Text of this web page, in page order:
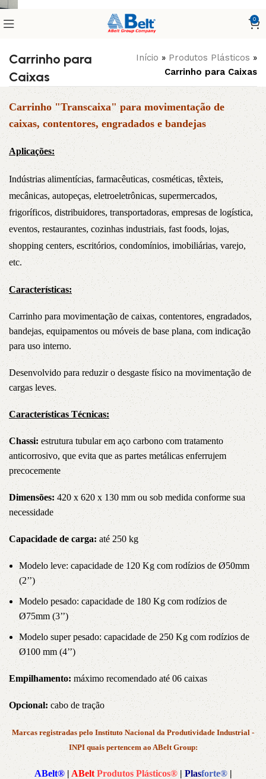
0
Carrinho para
Caixas
Início » Produtos Plásticos »
Carrinho para Caixas
Carrinho "Transcaixa" para movimentação de
caixas, contentores, engradados e bandejas
Aplicações:
Indústrias alimentícias, farmacêuticas, cosméticas, têxteis,
mecânicas, autopeças, eletroeletrônicas, supermercados,
frigoríficos, distribuidores, transportadoras, empresas de logística,
eventos, restaurantes, cozinhas industriais, fast foods, lojas,
shopping centers, escritórios, condomínios, imobiliárias, varejo,
etc.
Características:
Carrinho para movimentação de caixas, contentores, engradados,
bandejas, equipamentos ou móveis de base plana, com indicação
para uso interno.
Desenvolvido para reduzir o desgaste físico na movimentação de
cargas leves.
Características Técnicas:
Chassi: estrutura tubular em aço carbono com tratamento
anticorrosivo, que evita que as partes metálicas enferrujem
precocemente
Dimensões: 420 x 620 x 130 mm ou sob medida conforme sua
necessidade
Capacidade de carga:até 250 kg
Modelo leve: capacidade de 120 Kg com rodízios deØ50mm
(2’’)
Modelo pesado: capacidade de 180 Kg com rodízios de
Ø75mm (3’’)
Modelo super pesado: capacidade de 250 Kg com rodízios de
Ø100 mm (4’’)
Empilhamento:máximo recomendado até 06 caixas
Opcional: cabo de tração
Marcas registradas pelo Instituto Nacional da Produtividade Industrial -
INPI quais pertencem ao ABelt Group:
ABelt®| ABeltProdutos Plásticos®| Plasforte® |